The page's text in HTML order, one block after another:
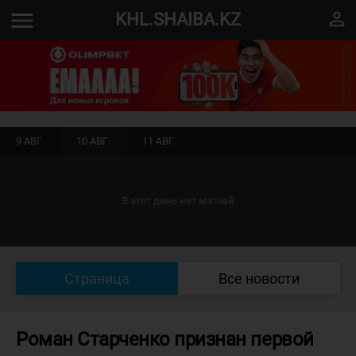
menu KHL.SHAIBA.KZ perm_identity
9 АВГ. 10 АВГ. 11 АВГ.
В этот день нет матчей
Страница Все новости
Роман Старченко признан первой